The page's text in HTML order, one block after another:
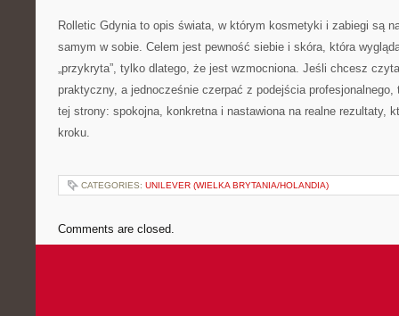
Rolletic Gdynia to opis świata, w którym kosmetyki i zabiegi są
samym w sobie. Celem jest pewność siebie i skóra, która
„przykryta”, tylko dlatego, że jest wzmocniona. Jeśli chcesz
praktyczny, a jednocześnie czerpać z podejścia profesjonalnego,
tej strony: spokojna, konkretna i nastawiona na realne rezultaty,
kroku.
CATEGORIES: UNILEVER (WIELKA BRYTANIA/HOLANDIA)
Comments are closed.